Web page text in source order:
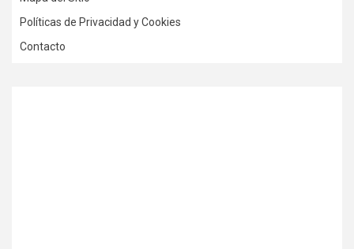
Políticas de Privacidad y Cookies
Contacto